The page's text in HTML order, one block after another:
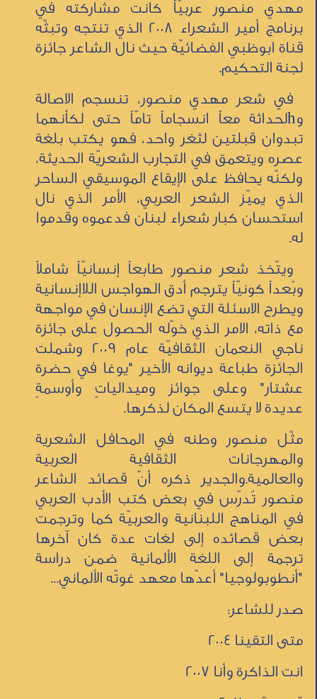
مهدي منصور عربيّاً كانت مشاركته في
برنامج أمير الشعراء 2008 الذي تنتجه وتبثّه
قناة ابوظبي الفضائيّة حيث نال الشاعر جائزة
لجنة التحكيم.
في شعر مهدي منصور، تنسجم الاصالة
وhلحداثة معاً انسجاماً تامّاً حتى لكأنهما
تبدوان قبلتين لثغر واحد، فهو يكتب بلغة
عصره ويتعمق في التجارب الشعريّة الحديثة،
ولكنّه يحافظ على الإيقاع الموسيقي الساحر
الذي يميّز الشعر العربي، الأمر الذي نال
استحسان كبار شعراء لبنان فدعموه وقدموا
له.
ويتّخذ شعر منصور طابعاً إنسانيّاً شاملاً
وبُعداً كونيّاً يترجم أدق الهواجس اللاإنسانية
ويطرح الاسئلة التي تضع الإنسان في مواجهة
مع ذاته، الامر الذي خوّله الحصول على جائزة
ناجي النعمان الثقافيّة عام 2009 وشملت
الجائزة طباعة ديوانه الأخير "يوغا في حضرة
عشتار" وعلى جوائز وميدالياتٍ وأوسمةٍ
عديدة لا يتسع المكان لذكرها.
مثّل منصور وطنه في المحافل الشعرية
والمهرجانات الثقافية العربية
والعالمية.والجدير ذكره أنّ قصائد الشاعر
منصور تُدرّس في بعض كتب الأدب العربي
في المناهج اللبنانية والعربيّة كما وترجمت
بعض قصائده إلى لغات عدة كان آخرها
ترجمة إلى اللغة الألمانية ضمن دراسة
"أنطوبولوجيا" أعدّها معهد غوتّه الألماني...
صدر للشاعر:
متى التقينا 2004
انت الذاكرة وأنا 2007